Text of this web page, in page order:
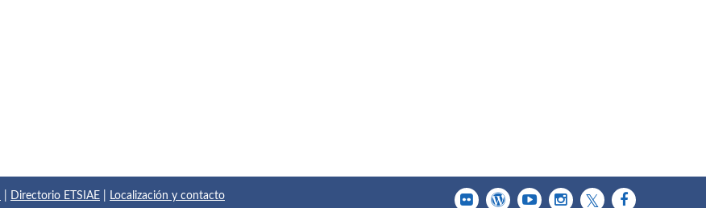
Directorio ETSIAE Localización y contacto